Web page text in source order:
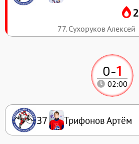
0-1
02:00
37 Трифонов Артём
2
77. Сухоруков Алексей